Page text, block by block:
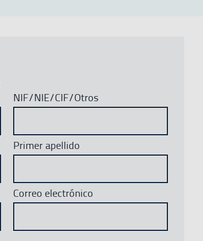
NIF/NIE/CIF/Otros
Primer apellido
Correo electrónico